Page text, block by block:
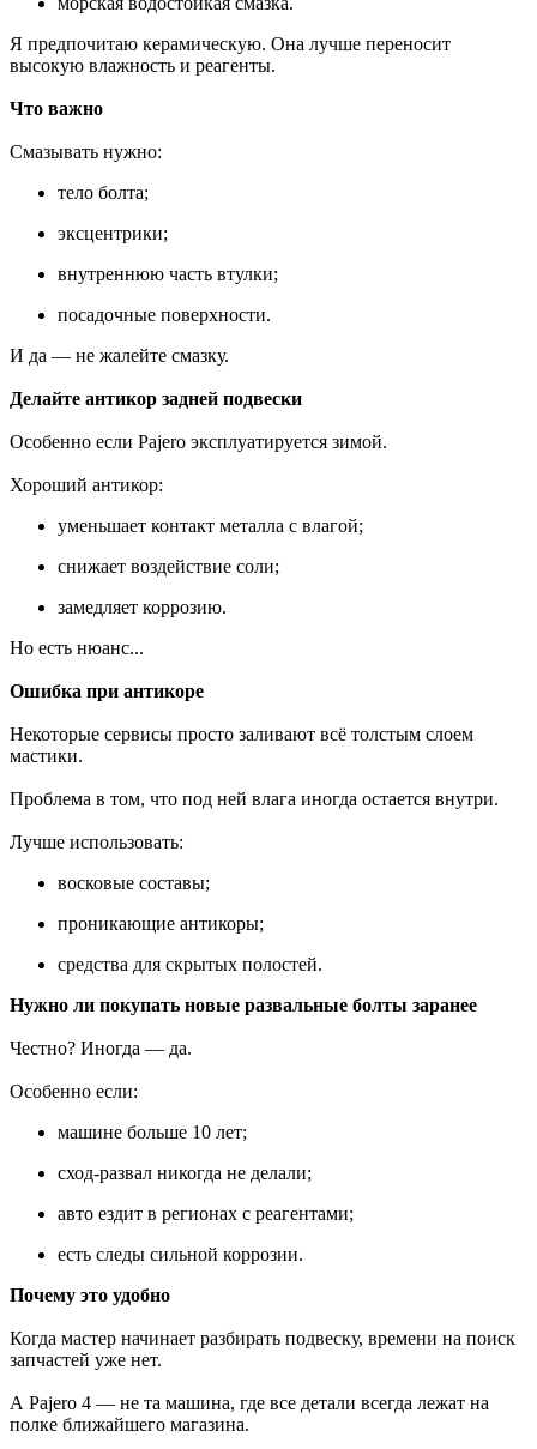
Я предпочитаю керамическую. Она лучше переносит
высокую влажность и реагенты.
Что важно
Смазывать нужно:
тело болта;
эксцентрики;
внутреннюю часть втулки;
посадочные поверхности.
И да — не жалейте смазку.
Делайте антикор задней подвески
Особенно если Pajero эксплуатируется зимой.
Хороший антикор:
уменьшает контакт металла с влагой;
снижает воздействие соли;
замедляет коррозию.
Но есть нюанс...
Ошибка при антикоре
Некоторые сервисы просто заливают всё толстым слоем
мастики.
Проблема в том, что под ней влага иногда остается внутри.
Лучше использовать:
восковые составы;
проникающие антикоры;
средства для скрытых полостей.
Нужно ли покупать новые развальные болты заранее
Честно? Иногда — да.
Особенно если:
машине больше 10 лет;
сход-развал никогда не делали;
авто ездит в регионах с реагентами;
есть следы сильной коррозии.
Почему это удобно
Когда мастер начинает разбирать подвеску, времени на поиск
запчастей уже нет.
А Pajero 4 — не та машина, где все детали всегда лежат на
полке ближайшего магазина.